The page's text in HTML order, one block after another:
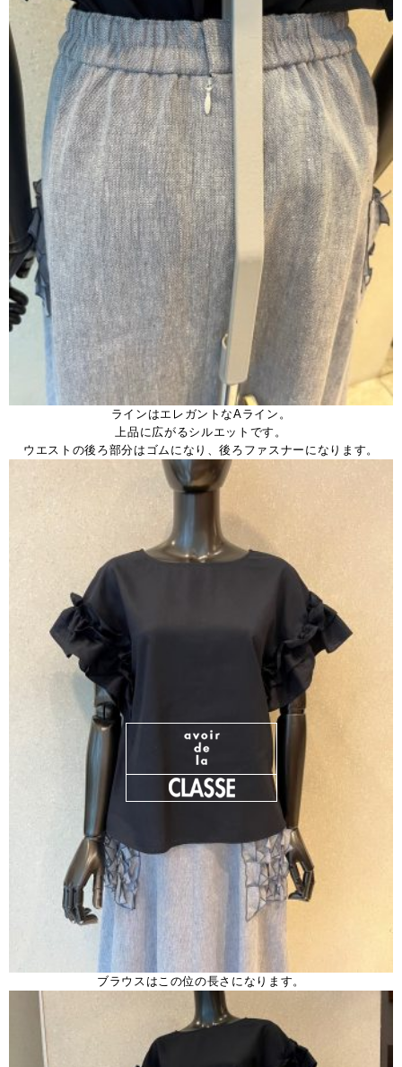
ラインはエレガントなAライン。
上品に広がるシルエットです。
ウエストの後ろ部分はゴムになり、後ろファスナーになります。
ブラウスはこの位の長さになります。